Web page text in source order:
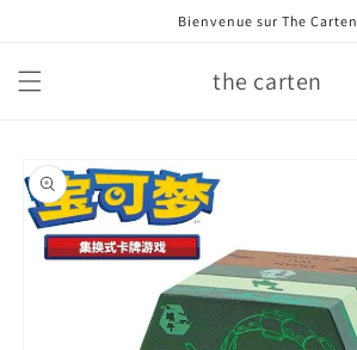
contenu
Bienvenue sur The Carten
the carten
informations
produits